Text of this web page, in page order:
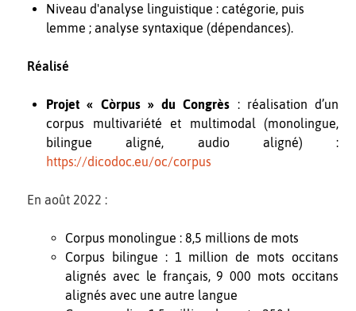
Niveau d'analyse linguistique : catégorie, puis
lemme ; analyse syntaxique (dépendances).
Réalisé
Projet « Còrpus » du Congrès : réalisation d’un
corpus multivariété et multimodal (monolingue,
bilingue aligné, audio aligné) :
https://dicodoc.eu/oc/corpus
En août 2022 :
Corpus monolingue : 8,5 millions de mots
Corpus bilingue : 1 million de mots occitans
alignés avec le français, 9 000 mots occitans
alignés avec une autre langue